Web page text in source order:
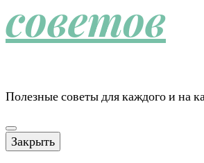
советов
Полезные советы для каждого и на
Закрыть